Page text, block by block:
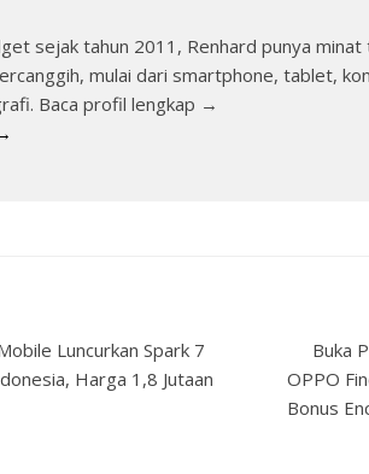
sejak tahun 2011, Renhard punya minat
mulai dari smartphone, tablet,
Baca profil lengkap →
Luncurkan Spark 7
Harga 1,8 Jutaan
Buka
OPPO
Bonus